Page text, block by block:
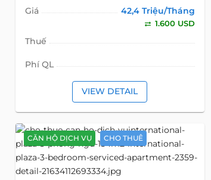
Giá
42,4 Triệu/Tháng
1.600 USD
Thuế
Phí QL
VIEW DETAIL
CĂN HỘ DỊCH VỤ CHO THUÊ